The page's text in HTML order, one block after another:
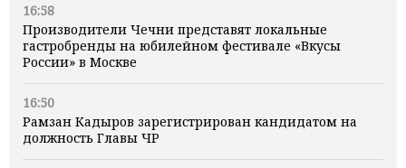
16:58
Производители Чечни представят локальные
гастробренды на юбилейном фестивале «Вкусы
России» в Москве
16:50
Рамзан Кадыров зарегистрирован кандидатом на
должность Главы ЧР